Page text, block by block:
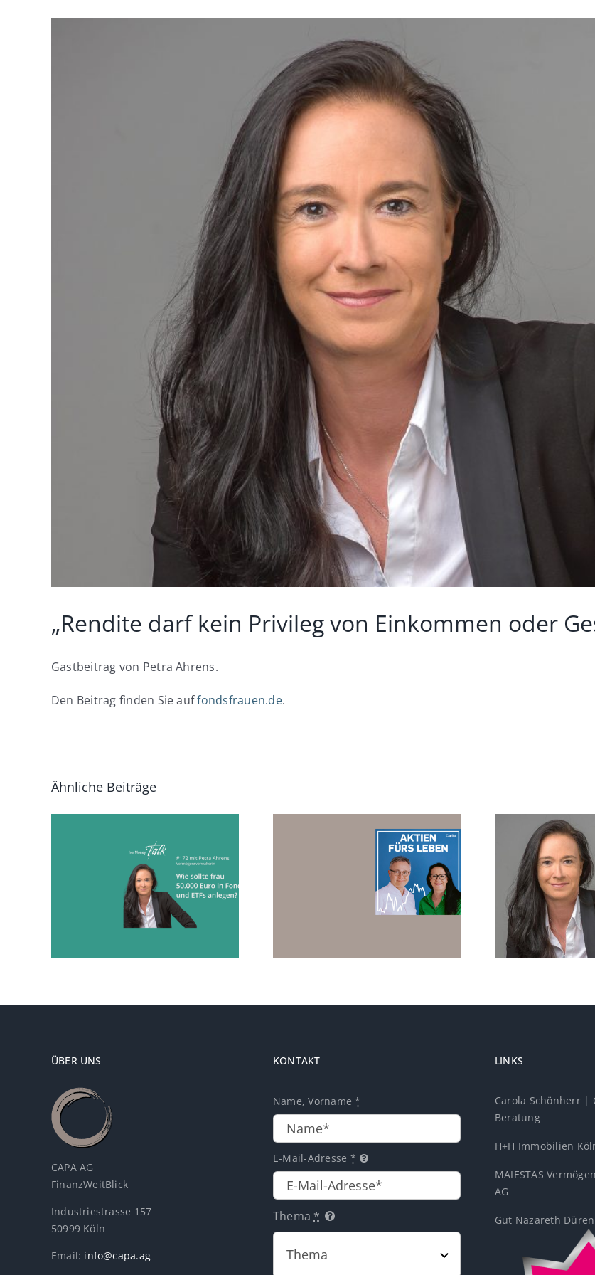
Wie wir arbeiten
Was unsere Kunden sagen
Wo kann ich mich bewerben
„Rendite darf kein Privileg von Einkommen oder
Gastbeitrag von Petra Ahrens.
Den Beitrag finden Sie auffondsfrauen.de.
Ähnliche Beiträge
„Aktien fürs
Leben“
„Rendite darf
kein Privileg von
Einkommen
sein!“
Das
ÜBER UNS
CAPA AG
FinanzWeitBlick
Industriestrasse 157
50999 Köln
Email: info@capa.ag
KONTAKT
Name, Vorname*
E-Mail-Adresse *
Thema *
LINKS
Carola Schönherr |
Beratung
H+H Immobilien
MAIESTAS
AG
Gut Nazareth Düren